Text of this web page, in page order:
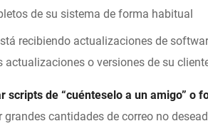
de su sistema de forma habitual
recibiendo actualizaciones de
actualizaciones o versiones de su
scripts de “cuénteselo a un amigo” o
cantidades de correo no